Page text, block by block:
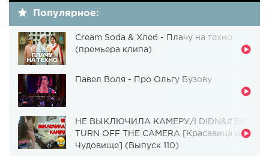
Популярное:
Cream Soda & Хлеб - Плачу на техно
(премьера клипа)
Павел Воля - Про Ольгу Бузову
НЕ ВЫКЛЮЧИЛА КАМЕРУ/I DIDN&#39;T
TURN OFF THE CAMERA [Красавица и
Чудовище] (Выпуск 110)